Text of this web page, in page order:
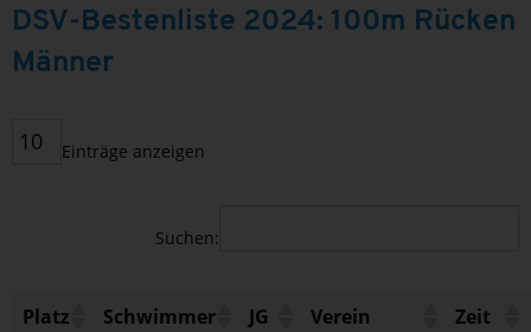
DSV-Bestenliste 2024: 100m Rücken
Männer
Einträge anzeigen
Suchen:
Platz Schwimmer JG Verein
Zeit